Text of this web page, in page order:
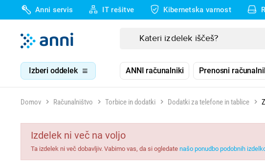
Anni servis IT rešitve Kibernetska varnost
Izberi oddelek ANNI računalniki Prenosni
Domov Računalništvo Torbice in dodatki Dodatki za telefone in tablice
Izdelek ni več na voljo
Ta izdelek ni več dobavljiv. Vabimo vas, da si ogledate našo ponudbo podobnih